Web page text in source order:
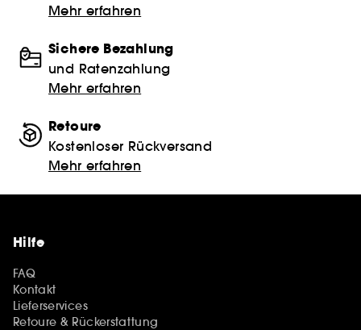
Mehr erfahren
Sichere Bezahlung
und Ratenzahlung
Mehr erfahren
Retoure
Kostenloser Rückversand
Mehr erfahren
Hilfe
FAQ
Kontakt
Lieferservices
Retoure & Rückerstattung